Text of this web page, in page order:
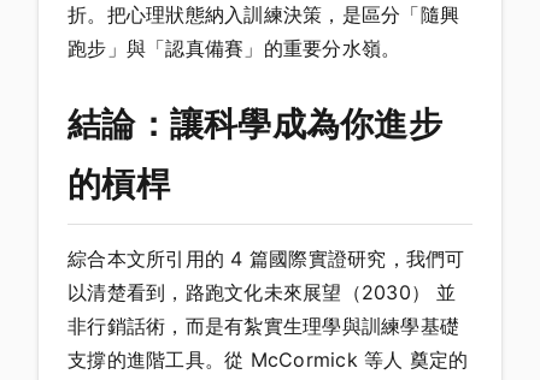
折。把心理狀態納入訓練決策，是區分「隨興
跑步」與「認真備賽」的重要分水嶺。
結論：讓科學成為你進步
的槓桿
綜合本文所引用的 4 篇國際實證研究，我們可
以清楚看到，路跑文化未來展望（2030） 並
非行銷話術，而是有紮實生理學與訓練學基礎
支撐的進階工具。從 McCormick 等人 奠定的